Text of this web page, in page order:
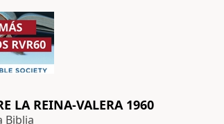
LA REINA-VALERA 1960
Biblia